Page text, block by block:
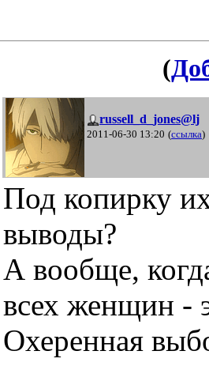
(
russell_d_jones@lj
2011-06-30 13:20 (ссылка)
Под копирку
выводы?
А вообще,
всех женщин -
Охеренная